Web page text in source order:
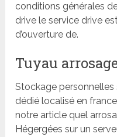
conditions générales
drive le service drive
d’ouverture de.
Tuyau
Stockage personnelles
dédié localisé en
notre article quel
Hégergées sur un